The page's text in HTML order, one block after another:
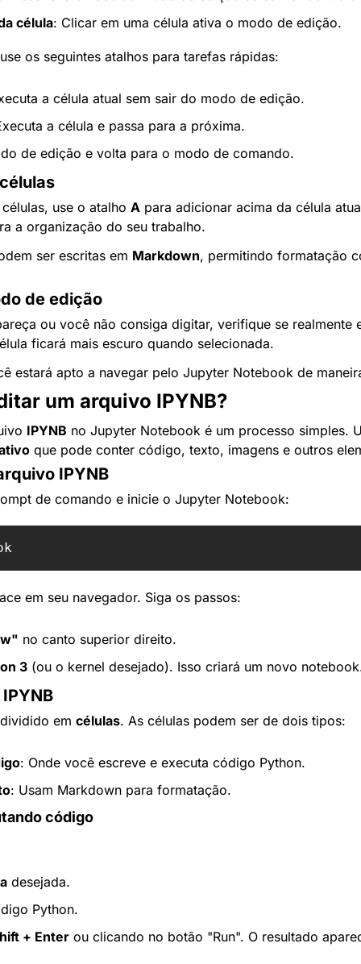
célula: Clicar em uma célula ativa o modo de edição.
os seguintes atalhos para tarefas rápidas:
a célula atual sem sair do modo de edição.
a célula e passa para a próxima.
de edição e volta para o modo de comando.
use o atalho A para adicionar acima da célula
a organização do seu trabalho.
ser escritas em Markdown, permitindo formatação
de edição
ou você não consiga digitar, verifique se realmente
ficará mais escuro quando selecionada.
estará apto a navegar pelo Jupyter Notebook de
um arquivo IPYNB?
IPYNB no Jupyter Notebook é um processo simples.
que pode conter código, texto, imagens e outros
IPYNB
de comando e inicie o Jupyter Notebook:
em seu navegador. Siga os passos:
no canto superior direito.
3 (ou o kernel desejado). Isso criará um novo
em células. As células podem ser de dois tipos:
: Onde você escreve e executa código Python.
: Usam Markdown para formatação.
código
desejada.
Python.
+ Enter ou clicando no botão "Run". O resultado